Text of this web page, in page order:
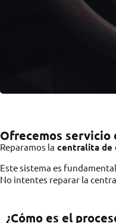
Ofrecemos servicio
Reparamos la centralita de
Este sistema es
No intentes reparar la
¿Cómo es el